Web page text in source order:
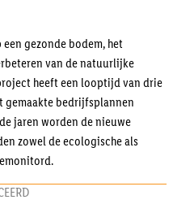
gezonde bodem, het
van de natuurlijke
heeft een looptijd van drie
gemaakte bedrijfsplannen
jaren worden de nieuwe
zowel de ecologische als